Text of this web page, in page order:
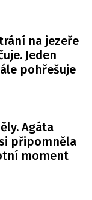
na jezeře
Jeden
pohřešuje
Agáta
připomněla
moment